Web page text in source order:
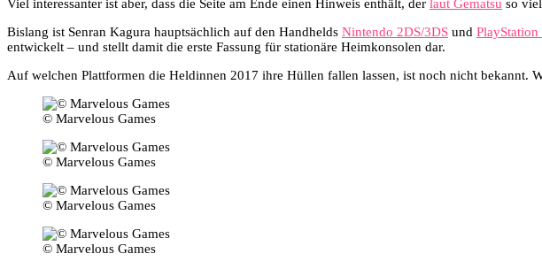
Viel interessanter ist aber, dass die Seite am Ende einen Hinweis enthält, der laut Gematsu so
Bislang ist Senran Kagura hauptsächlich auf den Handhelds Nintendo 2DS/3DS und PlayStation
entwickelt – und stellt damit die erste Fassung für stationäre Heimkonsolen dar.
Auf welchen Plattformen die Heldinnen 2017 ihre Hüllen fallen lassen, ist noch nicht bekannt.
© Marvelous Games
© Marvelous Games
© Marvelous Games
© Marvelous Games